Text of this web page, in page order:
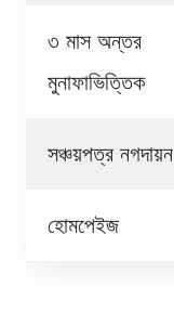
৩ মাস অন্তর
মুনাফাভিত্তিক
সঞ্চয়পত্র নগদায়ন
হোমপেইজ